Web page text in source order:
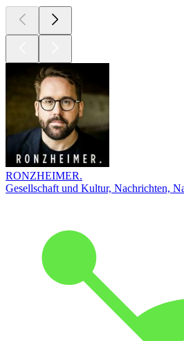
RONZHEIMER.
Gesellschaft und Kultur, Nachrichten,